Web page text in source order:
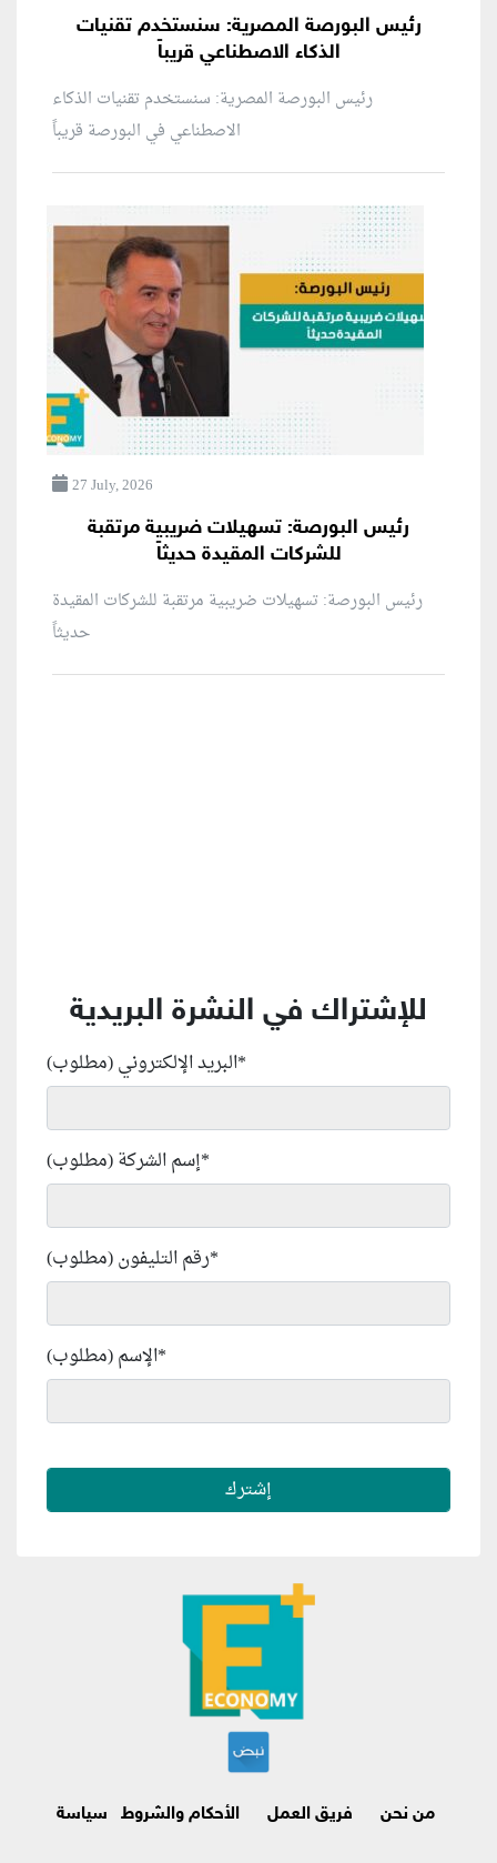
رئيس البورصة المصرية: سنستخدم تقنيات
الذكاء الاصطناعي قريباً
رئيس البورصة المصرية: سنستخدم تقنيات الذكاء
الاصطناعي في البورصة قريباً
27 July, 2026
رئيس البورصة: تسهيلات ضريبية مرتقبة
للشركات المقيدة حديثاً
رئيس البورصة: تسهيلات ضريبية مرتقبة للشركات المقيدة
للإشتراك في النشرة البريدية
البريد الإلكتروني (مطلوب)*
إسم الشركة (مطلوب)*
رقم التليفون (مطلوب)*
الإسم (مطلوب)*
من نحن فريق العمل الأحكام والشروط
سياسة